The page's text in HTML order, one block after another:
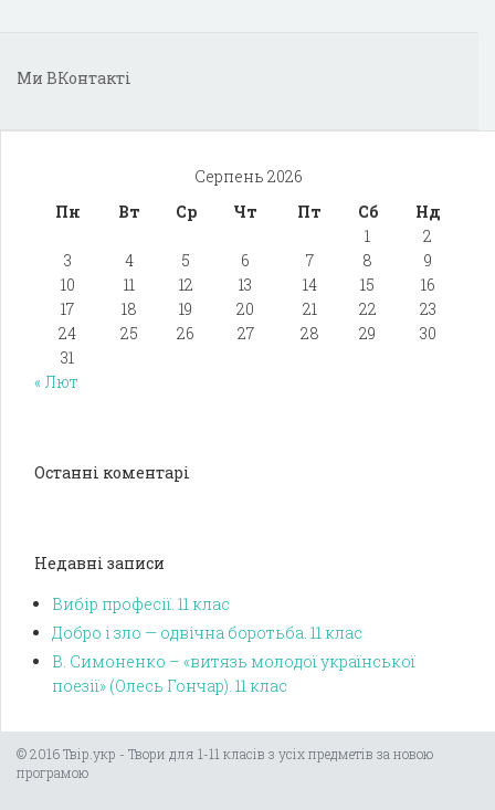
Ми ВКонтакті
Серпень 2026
Пн
Вт Ср Чт Пт Сб
Нд
1
2
3
4 5 6 7 8
9
10
11 12 13 14 15
16
17
18 19 20 21 22
23
24
25 26 27 28 29
30
31
« Лют
Останні коментарі
Недавні записи
Вибір професії. 11 клас
Добро і зло — одвічна боротьба. 11 клас
В. Симоненко – «витязь молодої української
поезії» (Олесь Гончар). 11 клас
© 2016 Твір.укр - Твори для 1-11 класів з усіх предметів за новою
програмою